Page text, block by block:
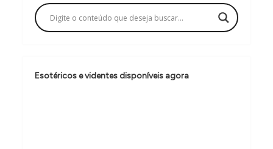
ç
ã
d
Esotéricos e videntes disponíveis agora